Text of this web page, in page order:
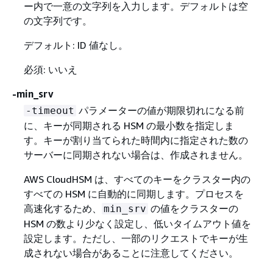
ー内で一意の文字列を入力します。デフォルトは空
の文字列です。
デフォルト: ID 値なし。
必須: いいえ
-min_srv
-timeout パラメーターの値が期限切れになる前
に、キーが同期される HSM の最小数を指定しま
す。キーが割り当てられた時間内に指定された数の
サーバーに同期されない場合は、作成されません。
AWS CloudHSM は、すべてのキーをクラスター内の
すべての HSM に自動的に同期します。プロセスを
高速化するため、
min_srv の値をクラスターの
HSM の数より少なく設定し、低いタイムアウト値を
設定します。ただし、一部のリクエストでキーが生
成されない場合があることに注意してください。